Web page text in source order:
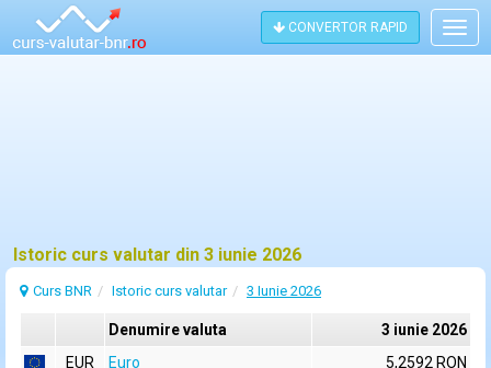
CONVERTOR RAPID
Istoric curs valutar din 3 iunie 2026
Curs BNR Istoric curs valutar 3 Iunie 2026
Denumire valuta
3 iunie 2026
EUR
Euro
5,2592 RON